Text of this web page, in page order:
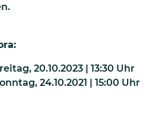
:
20.10.2023 | 13:30 Uhr
24.10.2021 | 15:00 Uhr